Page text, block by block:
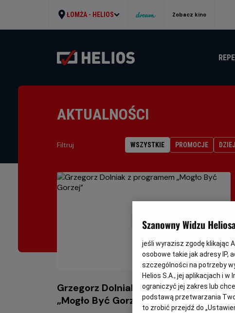
ŁOMŻA - HELIOS Zobacz kino
AKTUALNOŚCI
Filtruj WSZYSTKIE PROMOCJE
Grzegorz Dolniak z programem
„Mogło Być Gorzej”
Szanowny Widzu
jeśli wyrazisz zgodę klikając
osobowe takie jak adresy IP,
szczególności na potrzeby
Helios S.A., jej aplikacjach i
ograniczyć jej zakres lub
podstawą przetwarzania
to zrobić przejdź do